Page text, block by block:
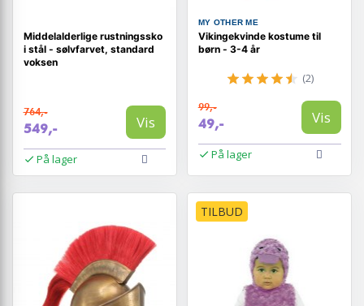
Middelalderlige rustningssko
i stål - sølvfarvet, standard
voksen
764,-
549,- Vis
På lager
MY OTHER ME
Vikingekvinde kostume til
børn - 3-4 år
(2)
99,-
49,- Vis
På lager
TILBUD